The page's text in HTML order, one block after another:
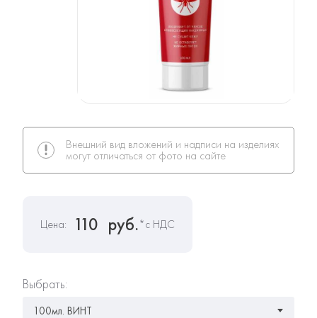
Внешний вид вложений и надписи на изделиях
могут отличаться от фото на сайте
Цена: 110 руб.*с НДС
Выбрать: